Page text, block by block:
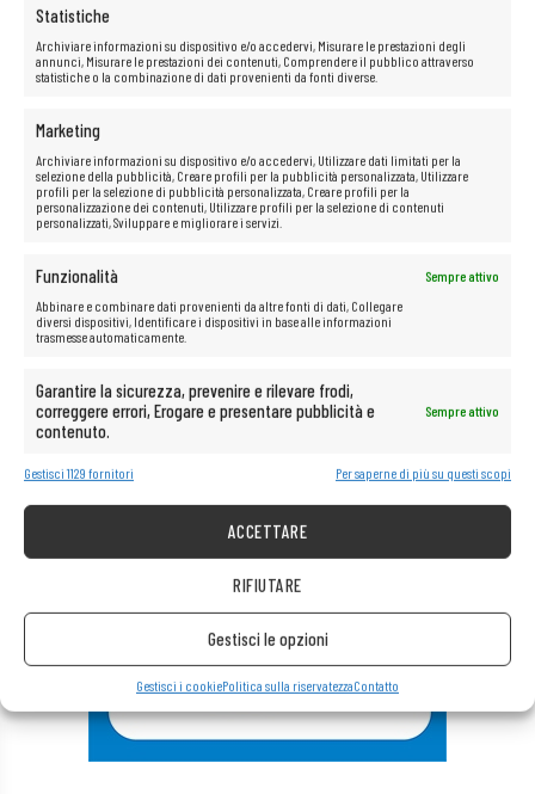
Statistiche
Archiviare informazioni su dispositivo e/o accedervi, Misurare le prestazioni degli
annunci, Misurare le prestazioni dei contenuti, Comprendere il pubblico attraverso
statistiche o la combinazione di dati provenienti da fonti diverse.
Marketing
Archiviare informazioni su dispositivo e/o accedervi, Utilizzare dati limitati per la
selezione della pubblicità, Creare profili per la pubblicità personalizzata, Utilizzare
profili per la selezione di pubblicità personalizzata, Creare profili per la
personalizzazione dei contenuti, Utilizzare profili per la selezione di contenuti
personalizzati, Sviluppare e migliorare i servizi.
Funzionalità
Sempre attivo
Abbinare e combinare dati provenienti da altre fonti di dati, Collegare
diversi dispositivi, Identificare i dispositivi in base alle informazioni
trasmesse automaticamente.
Garantire la sicurezza, prevenire e rilevare frodi,
correggere errori, Erogare e presentare pubblicità e
contenuto.
Sempre attivo
Gestisci 1129 fornitori Per saperne di più su questi scopi
ACCETTARE
RIFIUTARE
Gestisci le opzioni
Gestisci i cookiePolitica sulla riservatezzaContatto
Scheda grafica Intel HD Graphics
La tecnologia Intel HD Graphics offre una qualità dell’immagine
eccezionale, sia durante i giochi, l’editing video o la visione di film. La
scelta perfetta per gli utenti che apprezzano un’esperienza visiva di alta